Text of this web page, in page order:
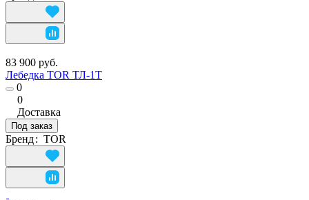
83 900 руб.
Лебедка TOR ТЛ-1Т
0
0
Доставка
Под заказ
Бренд: TOR